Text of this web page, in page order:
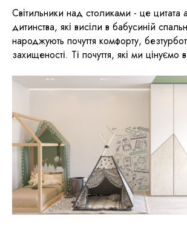
Світильники над столиками - це цитата
дитинства, які висіли в бабусиній
народжують почуття комфорту,
захищеності. Ті почуття, які ми цінуємо